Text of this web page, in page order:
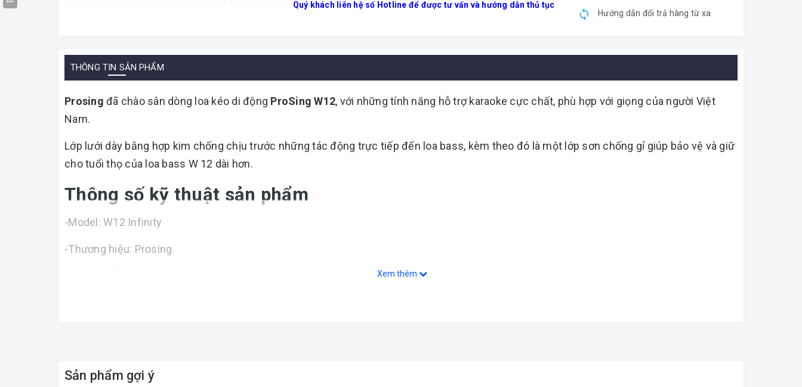
Quý khách liên hệ số Hotline để được tư vấn và hướng dẫn thủ tục
Hướng dẫn đổi trả hàng từ xa
THÔNG TIN SẢN PHẨM
Prosing đã chào sân dòng loa kéo di động ProSing W12, với những tính năng hỗ trợ karaoke cực chất, phù hợp với giọng của người Việt
Nam.
Lớp lưới dày bằng hợp kim chống chịu trước những tác động trực tiếp đến loa bass, kèm theo đó là một lớp sơn chống gỉ giúp bảo vệ và giữ
cho tuổi thọ của loa bass W 12 dài hơn.
Thông số kỹ thuật sản phẩm
-Model: W12 Infinity
-Thương hiệu: Prosing
-Phạm vi hoạt động: ≥ 5m
Xem thêm
Sản phẩm gợi ý